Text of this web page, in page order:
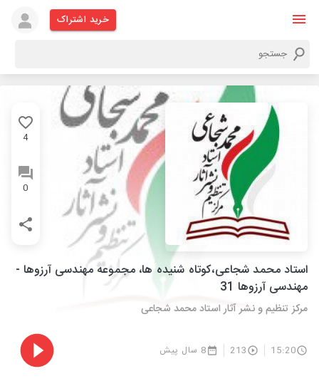
خرید اشتراک
4
0
استاد محمد شجاعی،کوتاه شنیده ها، مجموعه مهندسی آرزوها -
مهندسی آرزوها 31
مرکز تنظیم و نشر آثار استاد محمد شجاعی
15:20
213 8 سال پیش